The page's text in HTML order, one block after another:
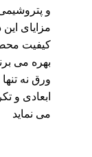
و
مزایای
کیفیت
بهره می
ورق نه
ابعادی و
می نماید